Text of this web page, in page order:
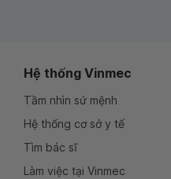
Hệ thống Vinmec
Tầm nhìn sứ mệnh
Hệ thống cơ sở y tế
Tìm bác sĩ
Làm việc tại Vinmec